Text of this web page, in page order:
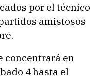
por el técnico
amistosos
concentrará en
4 hasta el